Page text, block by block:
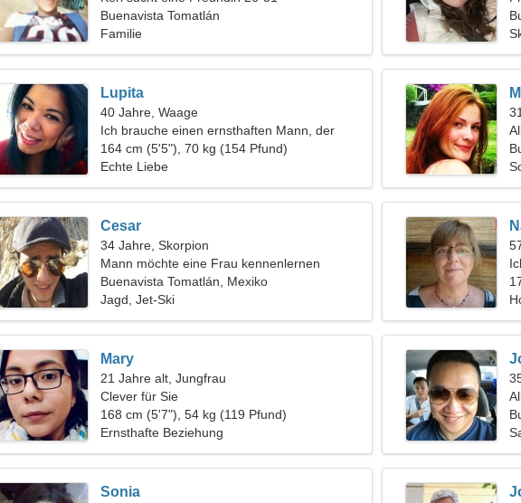
Buenavista Tomatlán
Familie
Lupita
40 Jahre, Waage
Ich brauche einen ernsthaften Mann, der
zusammen campen geht
164 cm (5'5"), 70 kg (154 Pfund)
Echte Liebe
Cesar
34 Jahre, Skorpion
Mann möchte eine Frau kennenlernen
Buenavista Tomatlán, Mexiko
Jagd, Jet-Ski
Mary
21 Jahre alt, Jungfrau
Clever für Sie
168 cm (5'7"), 54 kg (119 Pfund)
Ernsthafte Beziehung
Sonia